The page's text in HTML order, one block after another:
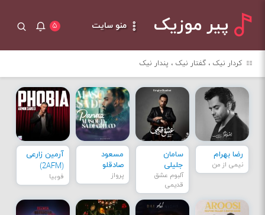
پیر موزیک منو سایت ۵
کردار نیک ، گفتار نیک ، پندار نیک
رضا بهرام
نیمی از من
سامان
جلیلی
آلبوم عشق
قدیمی
مسعود
صادقلو
پرواز
آرمین زارعی
(2AFM)
فوبیا